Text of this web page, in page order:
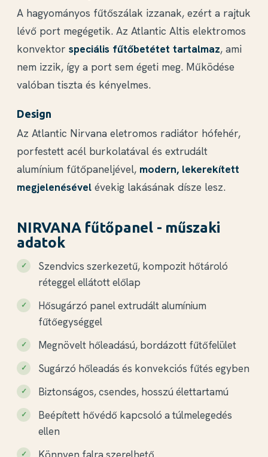
A hagyományos fűtőszálak izzanak, ezért a rajtuk
lévő port megégetik. Az Atlantic Altis elektromos
konvektor speciális fűtőbetétet tartalmaz, ami
nem izzik, így a port sem égeti meg. Működése
valóban tiszta és kényelmes.
Design
Az Atlantic Nirvana eletromos radiátor hófehér,
porfestett acél burkolatával és extrudált
alumínium fűtőpaneljével, modern, lekerekített
megjelenésével évekig lakásának dísze lesz.
NIRVANA fűtőpanel - műszaki
adatok
Szendvics szerkezetű, kompozit hőtároló
réteggel ellátott előlap
Hősugárzó panel extrudált alumínium
fűtőegységgel
Megnövelt hőleadású, bordázott fűtőfelület
Sugárzó hőleadás és konvekciós fűtés egyben
Biztonságos, csendes, hosszú élettartamú
Beépített hővédő kapcsoló a túlmelegedés
ellen
Könnyen falra szerelhető